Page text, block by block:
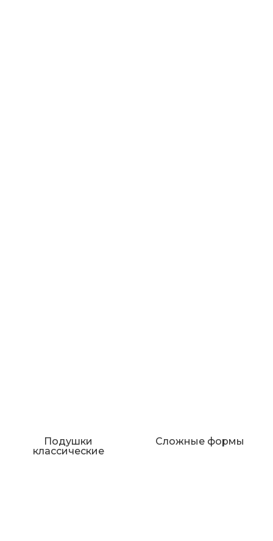
Подушки
классические
Сложные формы